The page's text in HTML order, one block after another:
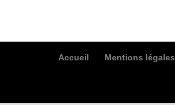
Accueil Mentions légales